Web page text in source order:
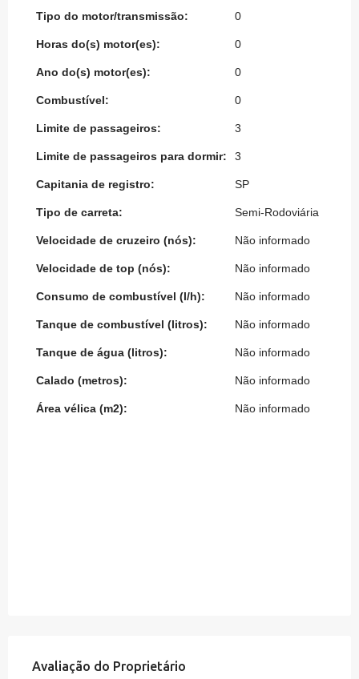
Tipo do motor/transmissão: 0
Horas do(s) motor(es): 0
Ano do(s) motor(es): 0
Combustível: 0
Limite de passageiros: 3
Limite de passageiros para dormir: 3
Capitania de registro: SP
Tipo de carreta: Semi-Rodoviária
Velocidade de cruzeiro (nós): Não informado
Velocidade de top (nós): Não informado
Consumo de combustível (l/h): Não informado
Tanque de combustível (litros): Não informado
Tanque de água (litros): Não informado
Calado (metros): Não informado
Área vélica (m2): Não informado
Avaliação do Proprietário